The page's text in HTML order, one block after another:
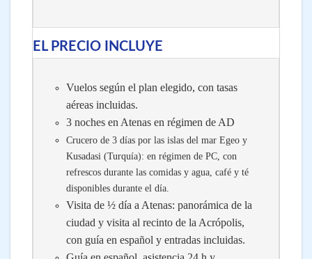
EL PRECIO INCLUYE
Vuelos según el plan elegido, con tasas
aéreas incluidas.
3 noches en Atenas en régimen de AD
Crucero de 3 días por las islas del mar Egeo y
Kusadasi (Turquía): en régimen de PC, con
refrescos durante las comidas y agua, café y té
disponibles durante el día.
Visita de ½ día a Atenas: panorámica de la
ciudad y visita al recinto de la Acrópolis,
con guía en español y entradas incluidas.